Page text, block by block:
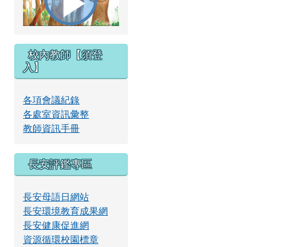
播
放
影
片
校內教師【須登
入】
各項會議紀錄
各處室資訊彙整
教師資訊手冊
長安評鑑專區
長安母語日網站
長安環境教育成果網
長安健康促進網
資源循環校園標章